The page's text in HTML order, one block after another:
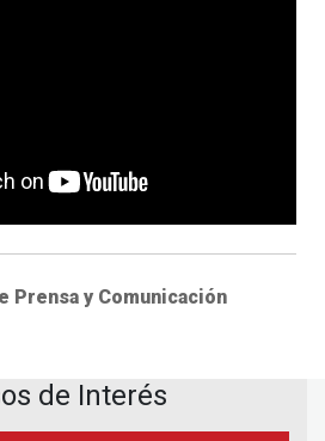
Prensa y Comunicación
de Interés